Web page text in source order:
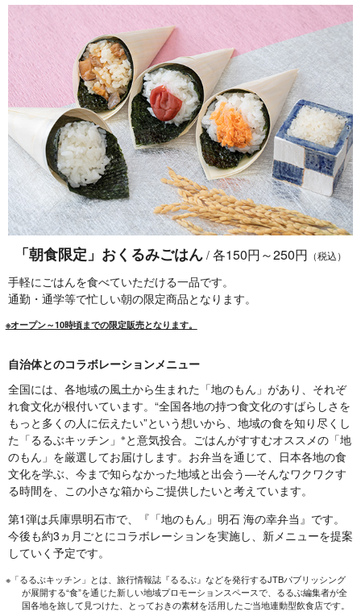
「朝食限定」おくるみごはん / 各150円～250円 （税込）
手軽にごはんを食べていただける一品です。
通勤・通学等で忙しい朝の限定商品となります。
※オープン～10時頃までの限定販売となります。
自治体とのコラボレーションメニュー
全国には、各地域の風土から生まれた「地のもん」があり、それぞ
れ食文化が根付いています。“全国各地の持つ食文化のすばらしさを
もっと多くの人に伝えたい”という想いから、地域の食を知り尽くし
た「るるぶキッチン」 ※と意気投合。ごはんがすすむオススメの「地
のもん」を厳選してお届けします。お弁当を通じて、日本各地の食
文化を学ぶ、今まで知らなかった地域と出会う―そんなワクワクす
る時間を、この小さな箱からご提供したいと考えています。
第1弾は兵庫県明石市で、『「地のもん」明石 海の幸弁当』です。
今後も約3ヵ月ごとにコラボレーションを実施し、新メニューを提案
していく予定です。
※「るるぶキッチン」とは、旅行情報誌『るるぶ』などを発行するJTBパブリッシング
が展開する“食”を通じた新しい地域プロモーションスペースで、るるぶ編集者が全
国各地を旅して見つけた、とっておきの素材を活用したご当地連動型飲食店です。